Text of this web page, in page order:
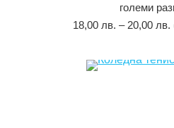
големи
18,00 лв. – 20,00 лв.